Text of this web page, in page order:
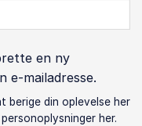
en ny
e-mailadresse.
berige din oplevelse her
her.